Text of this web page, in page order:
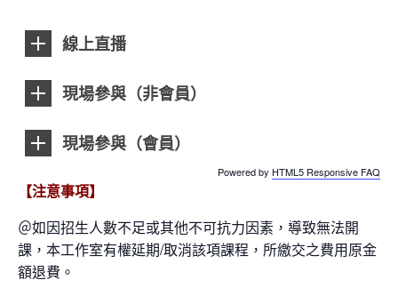
線上直播
現場參與（非會員）
現場參與（會員）
Powered by HTML5 Responsive FAQ
【注意事項】
＠如因招生人數不足或其他不可抗力因素，導致無法開
課，本工作室有權延期/取消該項課程，所繳交之費用原金
額退費。